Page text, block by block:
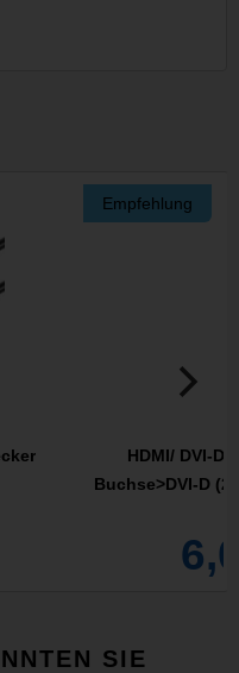
Empfehlung
HDMI/ DVI-D
Buchse>DVI-D
SIE